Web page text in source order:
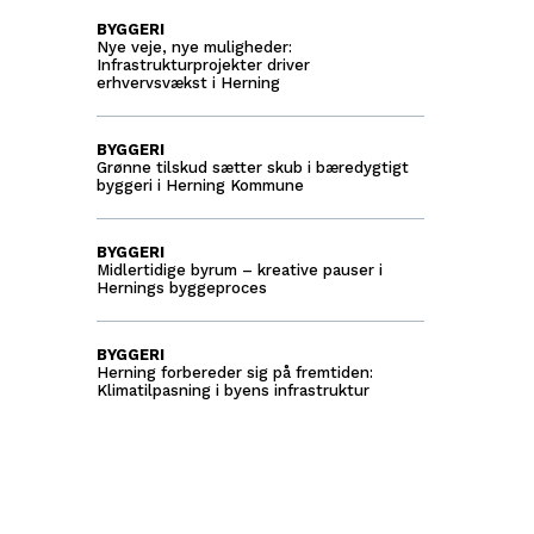
Nye veje, nye muligheder:
Infrastrukturprojekter driver
erhvervsvækst i Herning
BYGGERI
Grønne tilskud sætter skub i bæredygtigt
byggeri i Herning Kommune
BYGGERI
Midlertidige byrum – kreative pauser i
Hernings byggeproces
BYGGERI
Herning forbereder sig på fremtiden:
Klimatilpasning i byens infrastruktur
BYGGERI